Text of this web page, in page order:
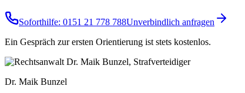
Soforthilfe: 0151 21 778 788Unverbindlich anfragen
Ein Gespräch zur ersten Orientierung ist stets kostenlos.
Dr. Maik Bunzel